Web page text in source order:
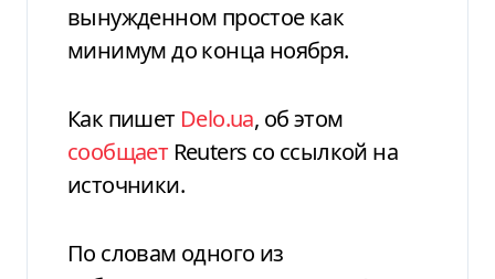
вынужденном простое как
минимум до конца ноября.
Как пишет Delo.ua, об этом
сообщает Reuters со ссылкой на
источники.
По словам одного из